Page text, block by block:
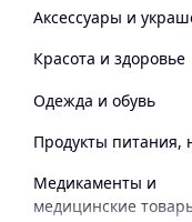
Аксессуары и
Красота и здоровье
Одежда и обувь
Продукты питания,
Медикаменты и
медицинские